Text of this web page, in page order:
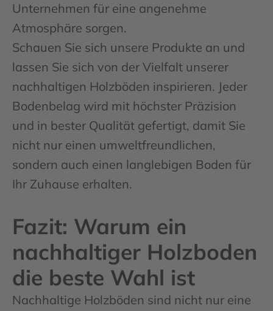
Unternehmen für eine angenehme
Atmosphäre sorgen.
Schauen Sie sich unsere Produkte an und
lassen Sie sich von der Vielfalt unserer
nachhaltigen Holzböden inspirieren. Jeder
Bodenbelag wird mit höchster Präzision
und in bester Qualität gefertigt, damit Sie
nicht nur einen umweltfreundlichen,
sondern auch einen langlebigen Boden für
Ihr Zuhause erhalten.
Fazit: Warum ein
nachhaltiger Holzboden
die beste Wahl ist
Nachhaltige Holzböden sind nicht nur eine